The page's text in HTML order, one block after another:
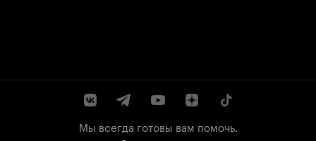
Мы всегда готовы вам помочь.